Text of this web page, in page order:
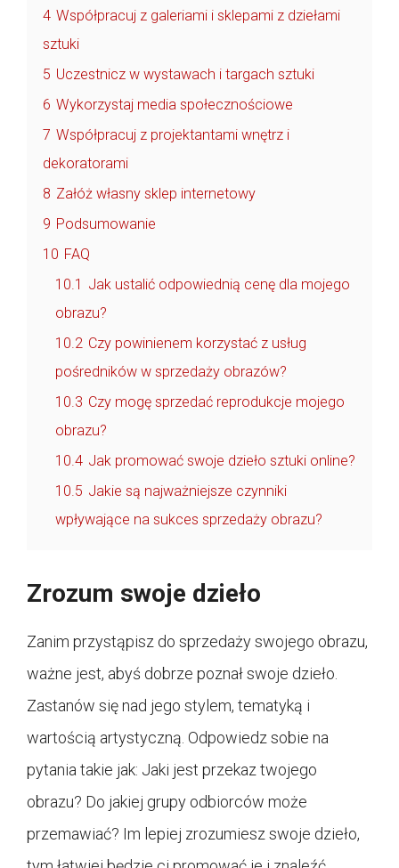
4 Współpracuj z galeriami i sklepami z dziełami
sztuki
5 Uczestnicz w wystawach i targach sztuki
6 Wykorzystaj media społecznościowe
7 Współpracuj z projektantami wnętrz i
dekoratorami
8 Załóż własny sklep internetowy
9 Podsumowanie
10 FAQ
10.1 Jak ustalić odpowiednią cenę dla mojego
obrazu?
10.2 Czy powinienem korzystać z usług
pośredników w sprzedaży obrazów?
10.3 Czy mogę sprzedać reprodukcje mojego
obrazu?
10.4 Jak promować swoje dzieło sztuki online?
10.5 Jakie są najważniejsze czynniki
wpływające na sukces sprzedaży obrazu?
Zrozum swoje dzieło
Zanim przystąpisz do sprzedaży swojego obrazu,
ważne jest, abyś dobrze poznał swoje dzieło.
Zastanów się nad jego stylem, tematyką i
wartością artystyczną. Odpowiedz sobie na
pytania takie jak: Jaki jest przekaz twojego
obrazu? Do jakiej grupy odbiorców może
przemawiać? Im lepiej zrozumiesz swoje dzieło,